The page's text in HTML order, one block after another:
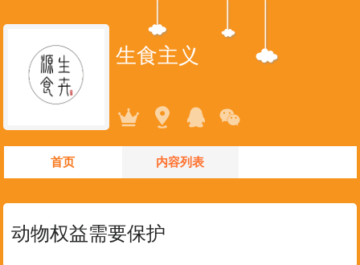
生食主义
首页 内容列表
动物权益需要保护